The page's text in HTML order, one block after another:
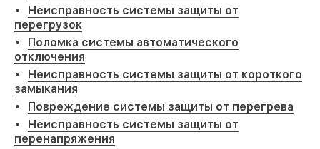
Неисправность системы защиты от
перегрузок
Поломка системы автоматического
отключения
Неисправность системы защиты от короткого
замыкания
Повреждение системы защиты от перегрева
Неисправность системы защиты от
перенапряжения